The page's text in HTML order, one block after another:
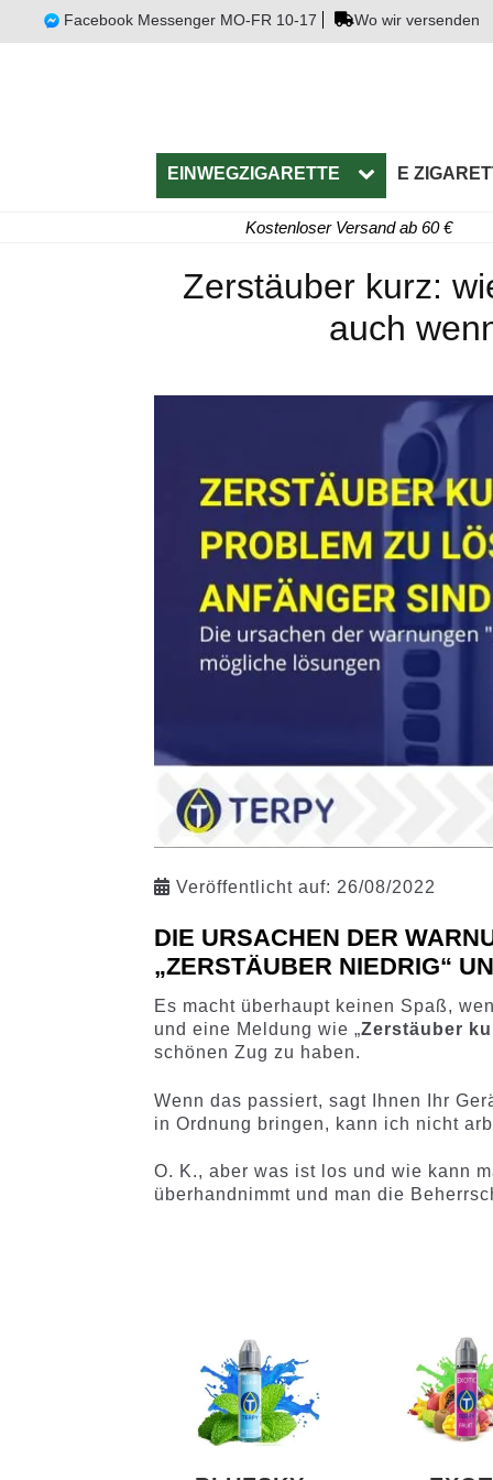
Facebook Messenger MO-FR 10-17 Wo wir versenden
EINWEGZIGARETTE E
Kostenloser Versand ab 60 €
Zerstäuber kurz:
auch
Veröffentlicht auf: 26/08/2022
DIE URSACHEN DER
„ZERSTÄUBER NIEDRIG“
Es macht überhaupt keinen Spaß,
und eine Meldung wie „Zerstäuber
schönen Zug zu haben.
Wenn das passiert, sagt Ihnen Ihr
in Ordnung bringen, kann ich nicht
O. K., aber was ist los und wie kann
überhandnimmt und man die